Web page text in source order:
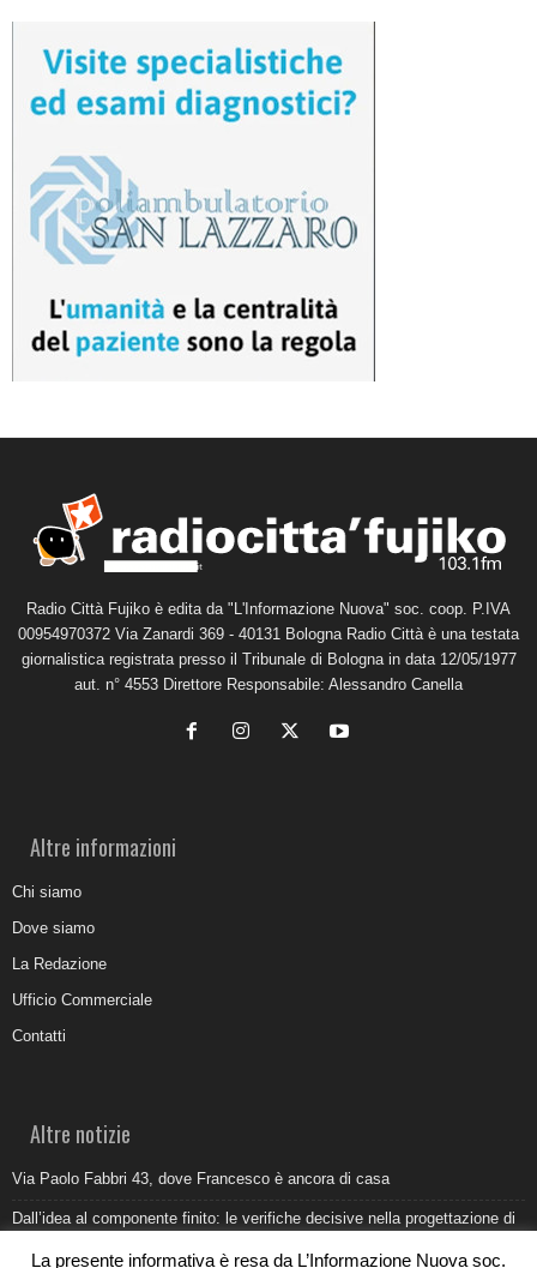
Radio Città Fujiko è edita da "L'Informazione Nuova" soc. coop. P.IVA
00954970372 Via Zanardi 369 - 40131 Bologna Radio Città è una testata
giornalistica registrata presso il Tribunale di Bologna in data 12/05/1977
aut. n° 4553 Direttore Responsabile: Alessandro Canella
Altre informazioni
Chi siamo
Dove siamo
La Redazione
Ufficio Commerciale
Contatti
Altre notizie
Via Paolo Fabbri 43, dove Francesco è ancora di casa
Dall’idea al componente finito: le verifiche decisive nella progettazione di
La presente informativa è resa da L’Informazione Nuova soc.